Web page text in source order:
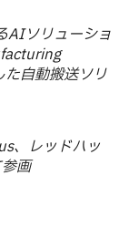
AIソリューショ
自動搬送ソリ
、レッドハッ
画